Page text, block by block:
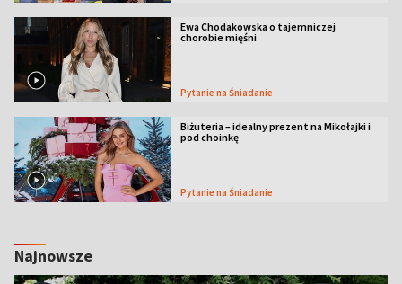
Ewa Chodakowska o tajemniczej
chorobie mięśni
Pytanie na Śniadanie
Biżuteria – idealny prezent na Mikołajki i
pod choinkę
Pytanie na Śniadanie
Najnowsze